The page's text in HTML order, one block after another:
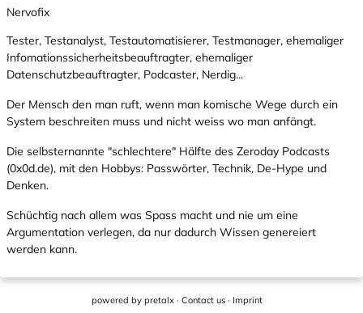
Nervofix
Tester, Testanalyst, Testautomatisierer, Testmanager, ehemaliger
Infomationssicherheitsbeauftragter, ehemaliger
Datenschutzbeauftragter, Podcaster, Nerdig...
Der Mensch den man ruft, wenn man komische Wege durch ein
System beschreiten muss und nicht weiss wo man anfängt.
Die selbsternannte "schlechtere" Hälfte des Zeroday Podcasts
(0x0d.de), mit den Hobbys: Passwörter, Technik, De-Hype und
Denken.
Schüchtig nach allem was Spass macht und nie um eine
Argumentation verlegen, da nur dadurch Wissen genereiert
werden kann.
powered by pretalx· Contact us· Imprint